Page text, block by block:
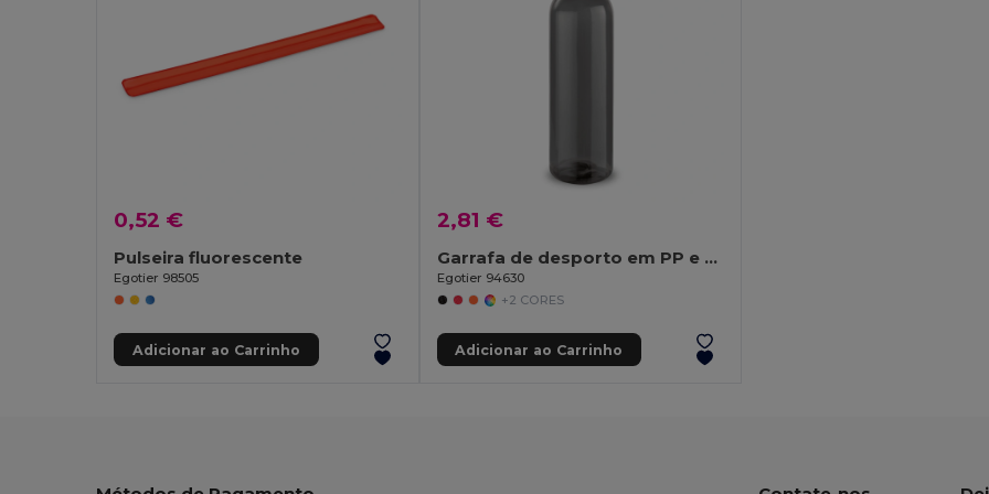
0,52 €
Pulseira fluorescente
Egotier 98505
Adicionar ao Carrinho
2,81 €
Garrafa de desporto em PP e PS 630 mL
Egotier 94630
+2 CORES
Adicionar ao Carrinho